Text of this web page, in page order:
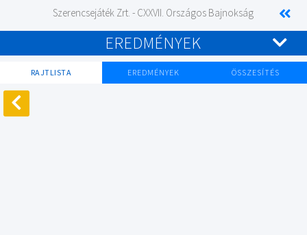
Szerencsejáték Zrt. - CXXVII. Országos Bajnokság
EREDMÉNYEK
RAJTLISTA EREDMÉNYEK ÖSSZESÍTÉS